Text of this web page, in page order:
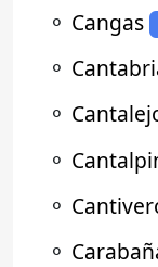
⚬ Cangas
⚬
⚬
⚬
⚬
⚬